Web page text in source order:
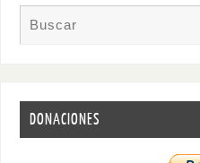
DONACIONES